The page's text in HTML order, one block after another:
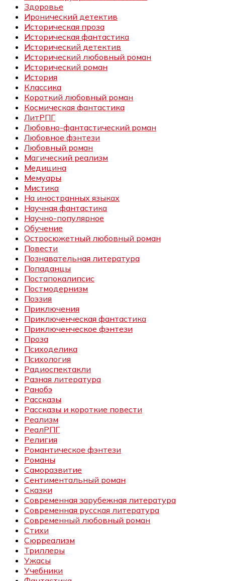
Здоровье
Иронический детектив
Историческая проза
Историческая фантастика
Исторический детектив
Исторический любовный роман
Исторический роман
История
Классика
Короткий любовный роман
Космическая фантастика
ЛитРПГ
Любовно-фантастический роман
Любовное фэнтези
Любовный роман
Магический реализм
Медицина
Мемуары
Мистика
На иностранных языках
Научная фантастика
Научно-популярное
Обучение
Остросюжетный любовный роман
Повести
Познавательная литература
Попаданцы
Постапокалипсис
Постмодернизм
Поэзия
Приключения
Приключенческая фантастика
Приключенческое фэнтези
Проза
Психоделика
Психология
Радиоспектакли
Разная литература
Ранобэ
Рассказы
Рассказы и короткие повести
Реализм
РеалРПГ
Религия
Романтическое фэнтези
Романы
Саморазвитие
Сентиментальный роман
Сказки
Современная зарубежная литература
Современная русская литература
Современный любовный роман
Стихи
Сюрреализм
Триллеры
Ужасы
Учебники